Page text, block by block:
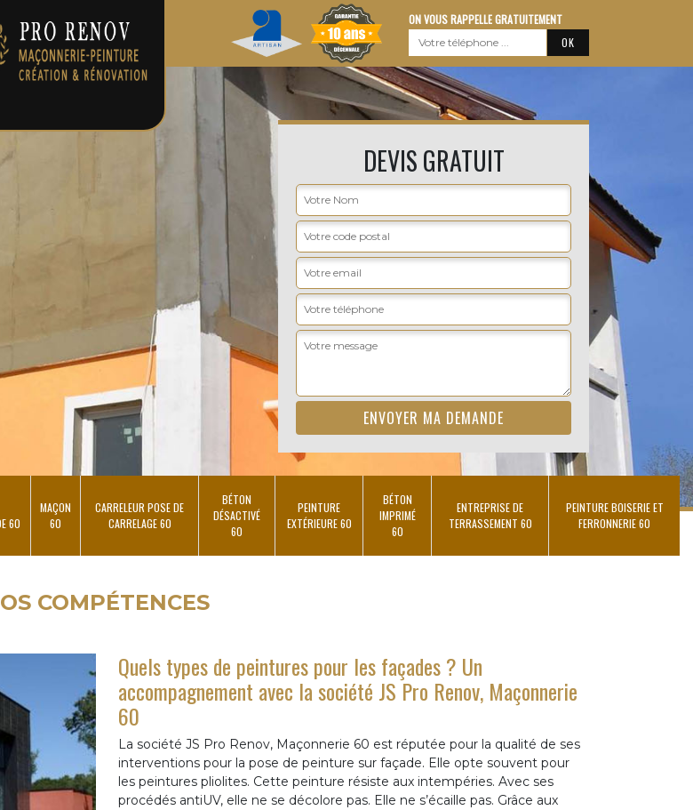
ON VOUS RAPPELLE GRATUITEMENT
DEVIS GRATUIT
60
MAÇON
60
CARRELEUR POSE DE
CARRELAGE 60
BÉTON
DÉSACTIVÉ
60
PEINTURE
EXTÉRIEURE 60
BÉTON
IMPRIMÉ
60
ENTREPRISE DE
TERRASSEMENT 60
PEINTURE BOISERIE ET
FERRONNERIE 60
COMPÉTENCES
Quels types de peintures pour les façades ? Un
accompagnement avec la société JS Pro Renov, Maçonnerie
60
La société JS Pro Renov, Maçonnerie 60 est réputée pour la qualité de ses
interventions pour la pose de peinture sur façade. Elle opte souvent pour
les peintures pliolites. Cette peinture résiste aux intempéries. Avec ses
procédés antiUV, elle ne se décolore pas. Elle ne s’écaille pas. Grâce aux